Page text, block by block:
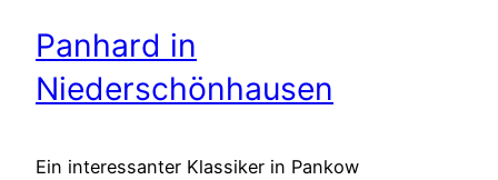
Panhard in
Niederschönhausen
Ein interessanter Klassiker in Pankow